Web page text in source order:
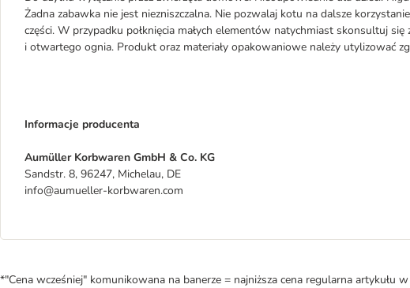
Żadna zabawka nie jest niezniszczalna. Nie pozwalaj kotu na dalsze
części. W przypadku połknięcia małych elementów natychmiast skonsultuj
i otwartego ognia. Produkt oraz materiały opakowaniowe należy utylizować
Informacje producenta
Aumüller Korbwaren GmbH & Co. KG
Sandstr. 8, 96247, Michelau, DE
info@aumueller-korbwaren.com
*"Cena wcześniej" komunikowana na banerze = najniższa cena regularna artykułu